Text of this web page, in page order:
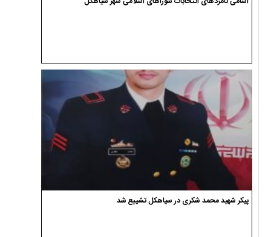
پیکر شهید محمد شکری در سیاهکل تشییع شد